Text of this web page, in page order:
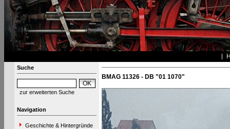
Suche
zur erweiterten Suche
Navigation
Geschichte & Hintergründe
BMAG 11326 - DB "01 1070"